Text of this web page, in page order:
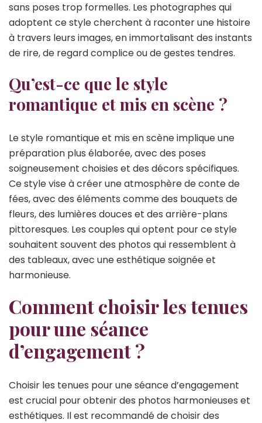
sans poses trop formelles. Les photographes qui
adoptent ce style cherchent à raconter une histoire
à travers leurs images, en immortalisant des instants
de rire, de regard complice ou de gestes tendres.
Qu’est-ce que le style
romantique et mis en scène ?
Le style romantique et mis en scène implique une
préparation plus élaborée, avec des poses
soigneusement choisies et des décors spécifiques.
Ce style vise à créer une atmosphère de conte de
fées, avec des éléments comme des bouquets de
fleurs, des lumières douces et des arrière-plans
pittoresques. Les couples qui optent pour ce style
souhaitent souvent des photos qui ressemblent à
des tableaux, avec une esthétique soignée et
harmonieuse.
Comment choisir les tenues
pour une séance
d’engagement ?
Choisir les tenues pour une séance d’engagement
est crucial pour obtenir des photos harmonieuses et
esthétiques. Il est recommandé de choisir des